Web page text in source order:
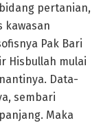
pertanian,
kawasan
Pak Bari
Hisbullah mulai
Data-
sembari
Maka